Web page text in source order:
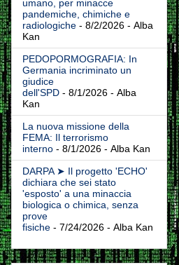
umano, per minacce
pandemiche, chimiche e
radiologiche - 8/2/2026 - Alba
Kan
PEDOPORMOGRAFIA: In
Germania incriminato un
giudice
dell'SPD - 8/1/2026 - Alba
Kan
La nuova missione della
FEMA: Il terrorismo
interno - 8/1/2026 - Alba Kan
DARPA ➤ Il progetto 'ECHO'
dichiara che sei stato
'esposto' a una minaccia
biologica o chimica, senza
prove
fisiche - 7/24/2026 - Alba Kan